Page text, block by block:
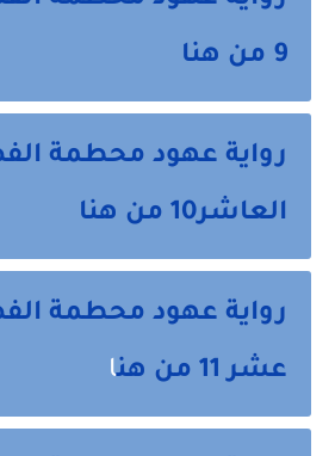
9 من هنا
رواية عهود محطمة
العاشر10 من هنا
رواية عهود محطمة
عشر 11 من هن
ا